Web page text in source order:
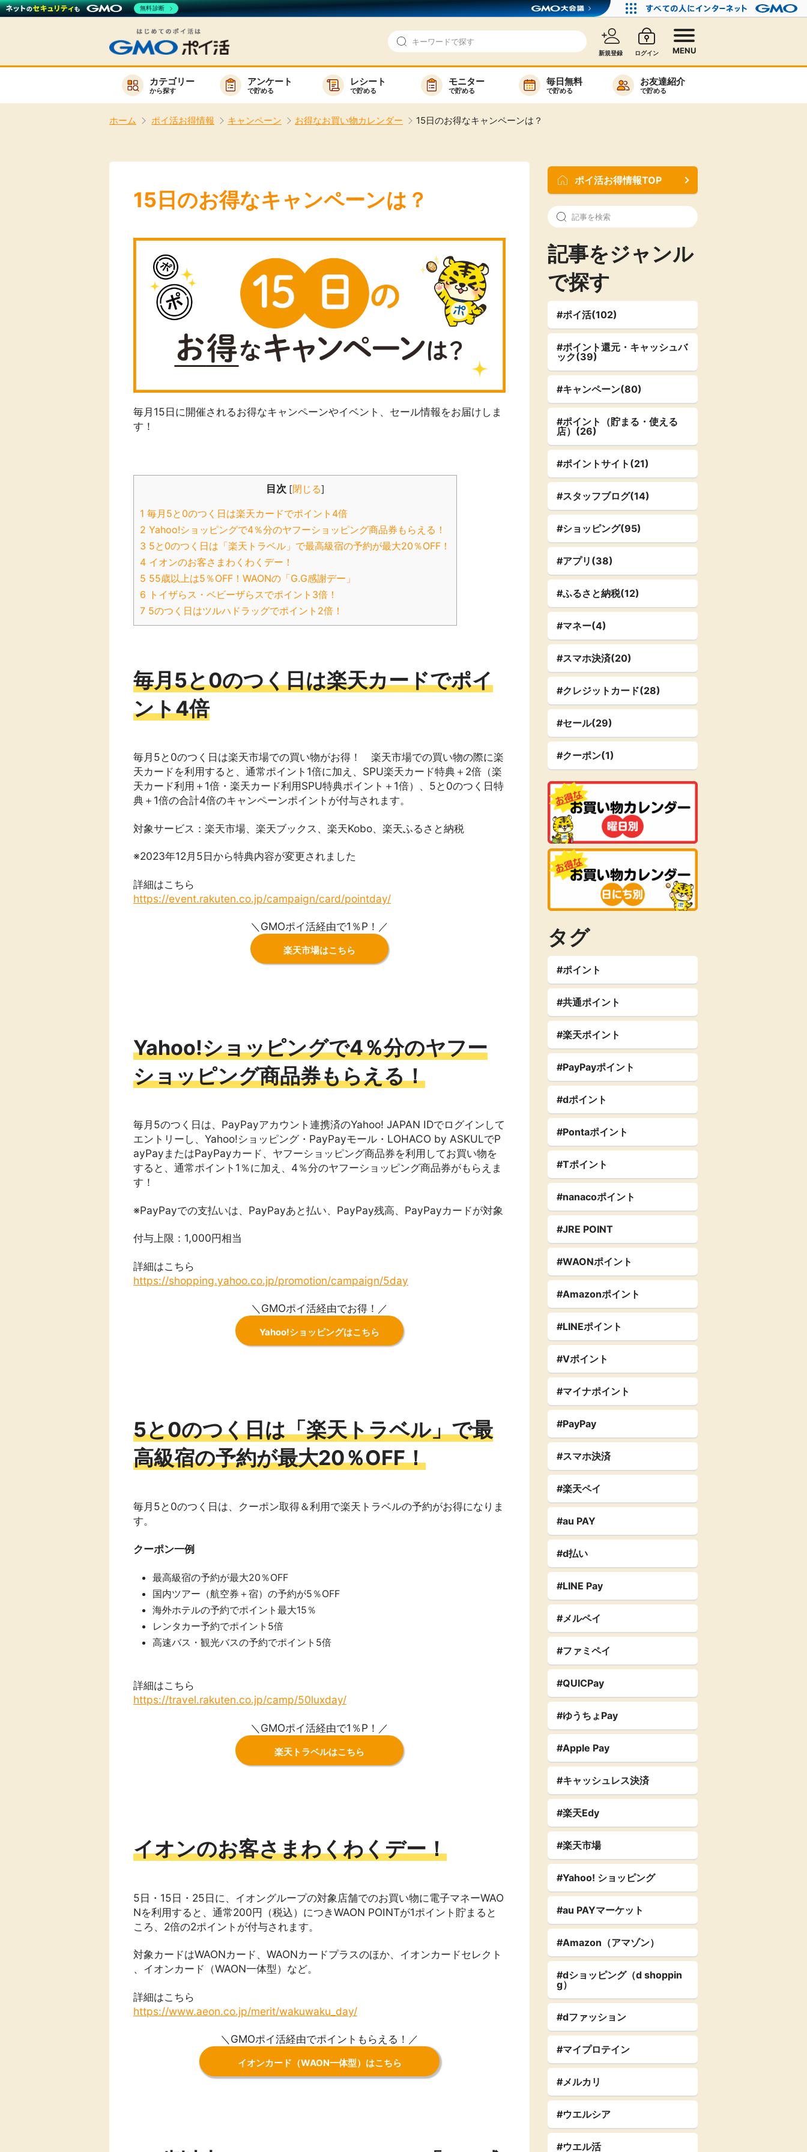
新規登録 ログイン MENU
お知らせ
新着 アンケート
モニター
お友達紹介
ヘルプセンター
カテゴリー
から探す
アンケート
で貯める
レシート
で貯める
モニター
で貯める
毎日無料
で貯める
お友達紹介
で貯める
ホーム ポイ活お得情報 キャンペーン お得なお買い物カレンダー 15日のお得なキャンペーンは？
サービスから検索
楽天サービス一覧
Rakuten Fash
ion（楽天ファ
ッション）
購入額の3.5%P
楽天証券
340P
楽天ビューテ
購入額の0.7%P
楽天24
購入額の1%P
楽天トラベル
購入額の1%P
楽天ブックス
楽天toto【無
140P
その他の楽天サービス一覧
高還元 無料
即日還元 アンケート レシ活
ポイ活
お得情報
（貯まる・使えるお店）
情報
15日のお得なキャンペーンは？
毎月15日に開催されるお得なキャンペーンやイベント、セール情報をお届けしま
す！
目次 [閉じる]
1 毎月5と0のつく日は楽天カードでポイント4倍
2 Yahoo!ショッピングで4％分のヤフーショッピング商品券もらえる！
3 5と0のつく日は「楽天トラベル」で最高級宿の予約が最大20％OFF！
4 イオンのお客さまわくわくデー！
5 55歳以上は5％OFF！WAONの「G.G感謝デー」
6 トイザらス・ベビーザらスでポイント3倍！
7 5のつく日はツルハドラッグでポイント2倍！
毎月5と0のつく日は楽天カードでポイ
ント4倍
毎月5と0のつく日は楽天市場での買い物がお得！ 楽天市場での買い物の際に楽
天カードを利用すると、通常ポイント1倍に加え、SPU楽天カード特典＋2倍（楽
天カード利用＋1倍・楽天カード利用SPU特典ポイント＋1倍）、5と0のつく日特
典＋1倍の合計4倍のキャンペーンポイントが付与されます。
対象サービス：楽天市場、楽天ブックス、楽天Kobo、楽天ふるさと納税
※2023年12月5日から特典内容が変更されました
詳細はこちら
https://event.rakuten.co.jp/campaign/card/pointday/
＼GMOポイ活経由で1％P！／
楽天市場はこちら
Yahoo!ショッピングで4％分のヤフー
ショッピング商品券もらえる！
毎月5のつく日は、PayPayアカウント連携済のYahoo! JAPAN IDでログインして
エントリーし、Yahoo!ショッピング・PayPayモール・LOHACO by ASKULでP
ayPayまたはPayPayカード、ヤフーショッピング商品券を利用してお買い物を
すると、通常ポイント1％に加え、4％分のヤフーショッピング商品券がもらえま
す！
※PayPayでの支払いは、PayPayあと払い、PayPay残高、PayPayカードが対象
付与上限：1,000円相当
詳細はこちら
https://shopping.yahoo.co.jp/promotion/campaign/5day
＼GMOポイ活経由でお得！／
Yahoo!ショッピングはこちら
5と0のつく日は「楽天トラベル」で最
高級宿の予約が最大20％OFF！
毎月5と0のつく日は、クーポン取得＆利用で楽天トラベルの予約がお得になりま
す。
クーポン一例
最高級宿の予約が最大20％OFF
国内ツアー（航空券＋宿）の予約が5％OFF
海外ホテルの予約でポイント最大15％
レンタカー予約でポイント5倍
高速バス・観光バスの予約でポイント5倍
詳細はこちら
https://travel.rakuten.co.jp/camp/50luxday/
＼GMOポイ活経由で1％P！／
楽天トラベルはこちら
イオンのお客さまわくわくデー！
5日・15日・25日に、イオングループの対象店舗でのお買い物に電子マネーWAO
Nを利用すると、通常200円（税込）につきWAON POINTが1ポイント貯まると
ころ、2倍の2ポイントが付与されます。
対象カードはWAONカード、WAONカードプラスのほか、イオンカードセレクト
、イオンカード（WAON一体型）など。
詳細はこちら
https://www.aeon.co.jp/merit/wakuwaku_day/
＼GMOポイ活経由でポイントもらえる！／
イオンカード（WAON一体型）はこちら
ポイ活お得情報TOP
記事をジャンル
で探す
#ポイ活(102)
#ポイント還元・キャッシュバ
ック(39)
#キャンペーン(80)
#ポイント（貯まる・使える
店）(26)
#ポイントサイト(21)
#スタッフブログ(14)
#ショッピング(95)
#アプリ(38)
#ふるさと納税(12)
#マネー(4)
#スマホ決済(20)
#クレジットカード(28)
#セール(29)
#クーポン(1)
タグ
#ポイント
#共通ポイント
#楽天ポイント
#PayPayポイント
#dポイント
#Pontaポイント
#Tポイント
#nanacoポイント
#JRE POINT
#WAONポイント
#Amazonポイント
#LINEポイント
#Vポイント
#マイナポイント
#PayPay
#スマホ決済
#楽天ペイ
#au PAY
#d払い
#LINE Pay
#メルペイ
#ファミペイ
#QUICPay
#ゆうちょPay
#Apple Pay
#キャッシュレス決済
#楽天Edy
#楽天市場
#Yahoo! ショッピング
#au PAYマーケット
#Amazon（アマゾン）
#dショッピング（d shoppin
g）
#dファッション
#マイプロテイン
#メルカリ
#ウエルシア
#ウエル活
無料診断